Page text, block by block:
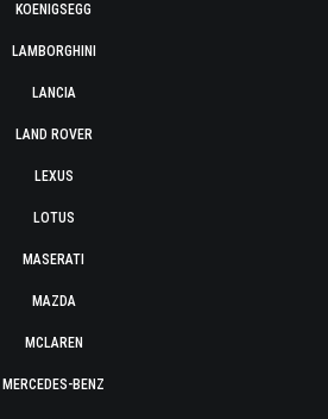
KOENIGSEGG
LAMBORGHINI
LANCIA
LAND ROVER
LEXUS
LOTUS
MASERATI
MAZDA
MCLAREN
MERCEDES-BENZ